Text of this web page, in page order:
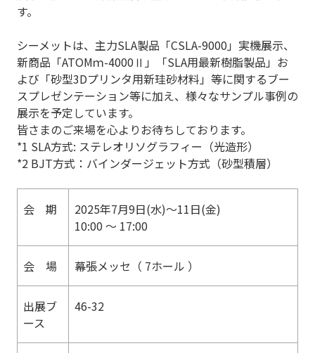
す。
シーメットは、主力SLA製品「CSLA-9000 」実機展示、
新商品「ATOMｍ-4000 Ⅱ」「SLA用最新樹脂製品」お
よび「砂型3Dプリンタ用新珪砂材料」等に関するブー
スプレゼンテーション等に加え、様々なサンプル事例の
展示を予定しています。
皆さまのご来場を心よりお待ちしております。
*1 SLA方式: ステレオリソグラフィー（光造形）
*2 BJT方式：バインダージェット方式（砂型積層）
会 期 2025年7月9日(水)～11日(金)
10:00 ～ 17:00
会 場 幕張メッセ（ 7ホール ）
出展ブ
ース
46-32